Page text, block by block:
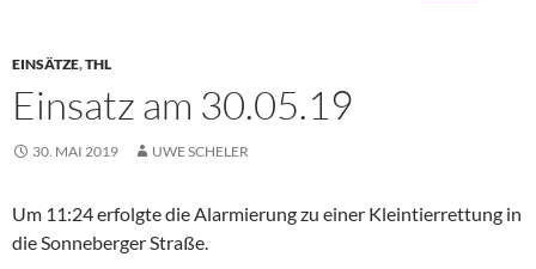
EINSÄTZE,THL
Einsatz am 30.05.19
30. MAI 2019 UWE SCHELER
Um 11:24 erfolgte die Alarmierung zu einer Kleintierrettung in
die Sonneberger Straße.